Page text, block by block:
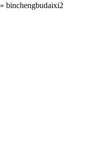
» binchengbudaixi2